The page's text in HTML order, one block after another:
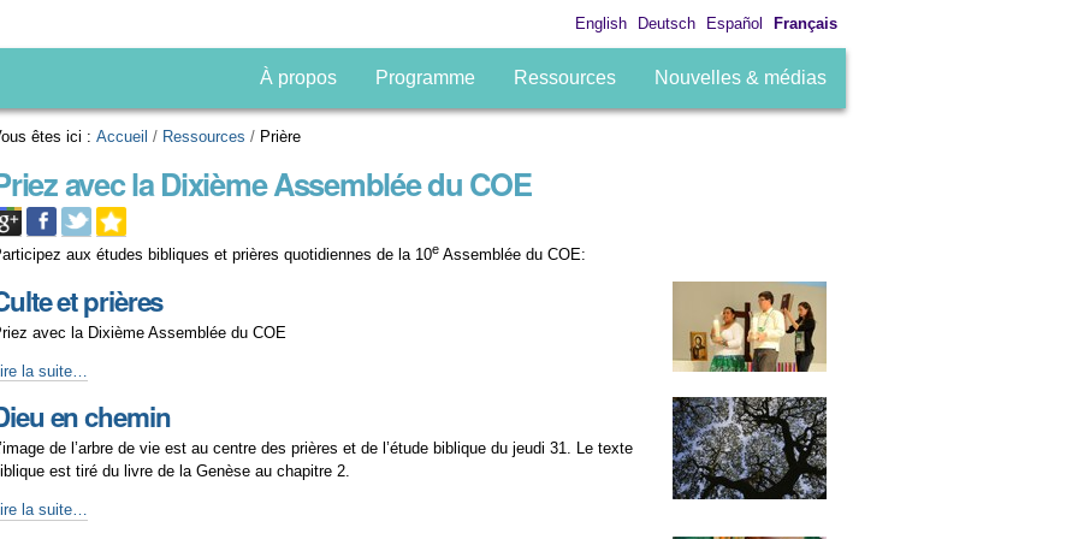
English Deutsch Español Français
À propos Programme Ressources Nouvelles & médias
êtes ici : Accueil / Ressources / Prière
avec la Dixième Assemblée du COE
aux études bibliques et prières quotidiennes de la 10e Assemblée du COE:
et prières
avec la Dixième Assemblée du COE
la suite…
en chemin
de l’arbre de vie est au centre des prières et de l’étude biblique du jeudi 31. Le texte
est tiré du livre de la Genèse au chapitre 2.
la suite…